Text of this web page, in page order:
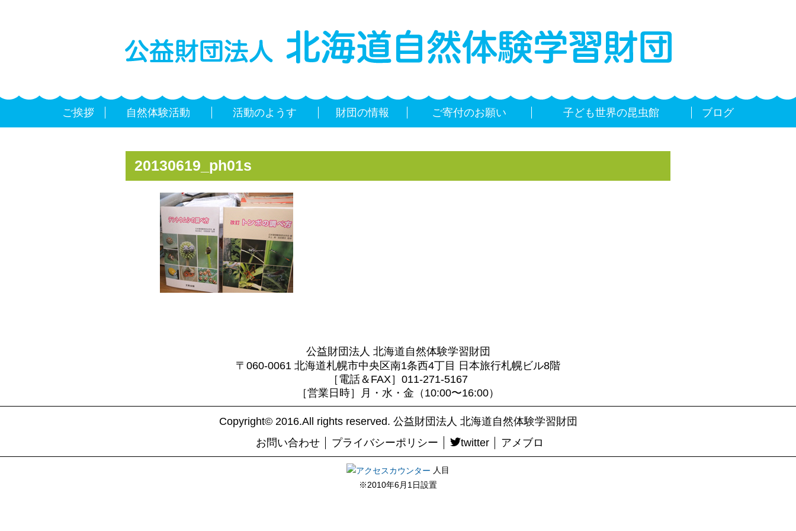
ご挨拶 自然体験活動 活動のようす 財団の情報 ご寄付のお願い 子ども世界の昆虫館 ブログ
20130619_ph01s
公益財団法人 北海道自然体験学習財団
〒060-0061 北海道札幌市中央区南1条西4丁目 日本旅行札幌ビル8階
［電話＆FAX］011-271-5167
［営業日時］月・水・金（10:00〜16:00）
Copyright© 2016.All rights reserved. 公益財団法人 北海道自然体験学習財団
お問い合わせ
プライバシーポリシー twitter アメブロ
人目
※2010年6月1日設置